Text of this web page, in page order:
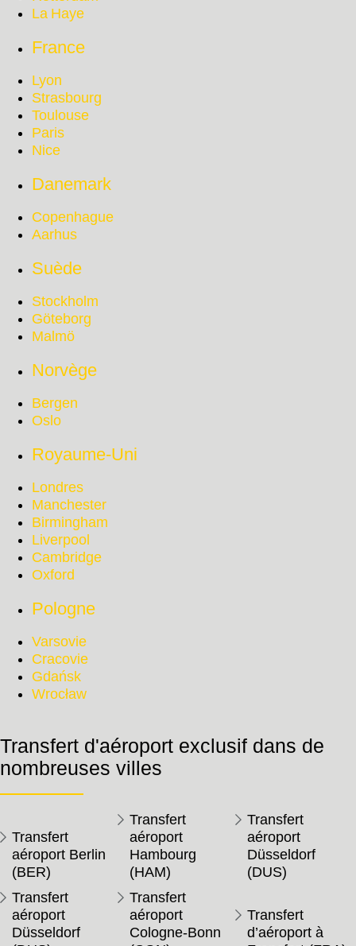
La Haye
France
Lyon
Strasbourg
Toulouse
Paris
Nice
Danemark
Copenhague
Aarhus
Suède
Stockholm
Göteborg
Malmö
Norvège
Bergen
Oslo
Royaume-Uni
Londres
Manchester
Birmingham
Liverpool
Cambridge
Oxford
Pologne
Varsovie
Cracovie
Gdańsk
Wrocław
Transfert d'aéroport exclusif dans de
nombreuses villes
Transfert
aéroport Berlin
(BER)
Transfert
aéroport
Hambourg
(HAM)
Transfert
aéroport
Düsseldorf
(DUS)
Transfert
aéroport
Düsseldorf
Transfert
aéroport
Cologne-Bonn
Transfert
d’aéroport à